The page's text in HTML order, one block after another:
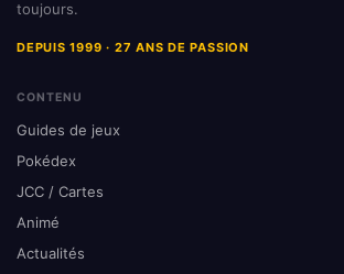
toujours.
DEPUIS 1999 · 27 ANS DE PASSION
CONTENU
Guides de jeux
Pokédex
JCC / Cartes
Animé
Actualités